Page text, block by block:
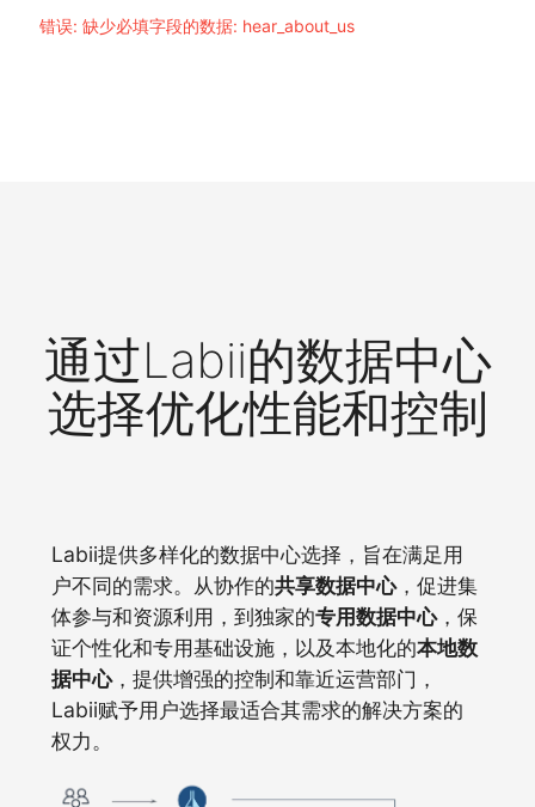
错误: 缺少必填字段的数据: hear_about_us
通过Labii的数据中心
选择优化性能和控制
Labii提供多样化的数据中心选择，旨在满足用
户不同的需求。从协作的共享数据中心，促进集
体参与和资源利用，到独家的专用数据中心，保
证个性化和专用基础设施，以及本地化的本地数
据中心，提供增强的控制和靠近运营部门，
Labii赋予用户选择最适合其需求的解决方案的
权力。